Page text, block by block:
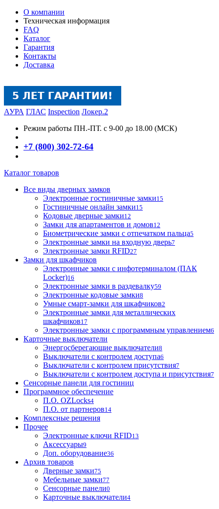
О компании
Техническая информация
FAQ
Каталог
Гарантия
Контакты
Доставка
АУРА ГЛАС Inspection Локер.2
Режим работы ПН.-ПТ. с 9-00 до 18.00 (МСК)
+7 (800) 302-72-64
Каталог товаров
Все виды дверных замков
Электронные гостиничные замки15
Гостиничные онлайн замки15
Кодовые дверные замки12
Замки для апартаментов и домов12
Биометрические замки с отпечатком пальца5
Электронные замки на входную дверь7
Электронные замки RFID27
Замки для шкафчиков
Электронные замки с инфотерминалом (ПАК
Locker)16
Электронные замки в раздевалку59
Электронные кодовые замки8
Умные смарт-замки для шкафчиков2
Электронные замки для металлических
шкафчиков17
Электронные замки с программным управлением6
Карточные выключатели
Энергосберегающие выключатели8
Выключатели с контролем доступа6
Выключатели с контролем присутствия7
Выключатели с контролем доступа и присутствия7
Сенсорные панели для гостиниц
Программное обеспечение
П.О. OZLocks4
П.О. от партнеров14
Комплексные решения
Прочее
Электронные ключи RFID13
Аксессуары9
Доп. оборудование36
Архив товаров
Дверные замки75
Мебельные замки77
Сенсорные панели0
Карточные выключатели4